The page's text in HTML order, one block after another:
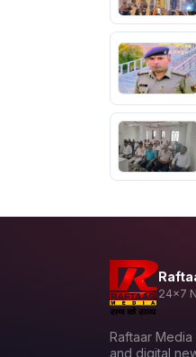
24x7
Raftaar
and digital